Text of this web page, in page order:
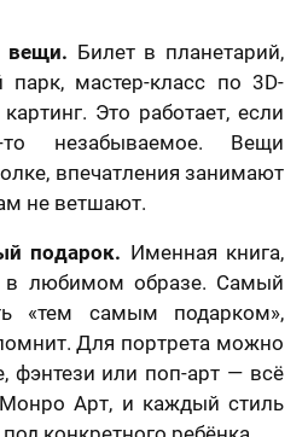
вещи. Билет в планетарий,
мастер-класс по 3D-
Это работает, если
то незабываемое. Вещи
впечатления занимают
не ветшают.
подарок. Именная книга,
в любимом образе. Самый
«тем самым подарком»,
Для портрета можно
фэнтези или поп-арт — всё
Монро Арт, и каждый стиль
5 шагов
выбираете
и узнайте стоимость
отзыв